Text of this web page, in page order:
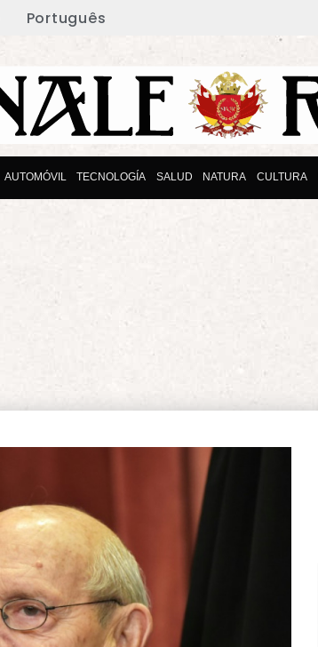
Português
AUTOMÓVIL TECNOLOGÍA SALUD NATURA CULTURA